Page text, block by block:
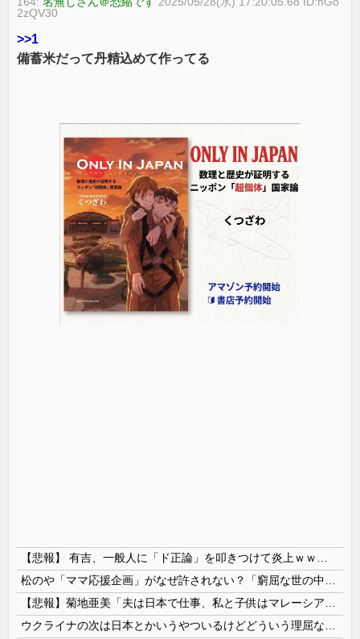
2zQV30
>>1
備蓄米だって丹精込めて作ってる